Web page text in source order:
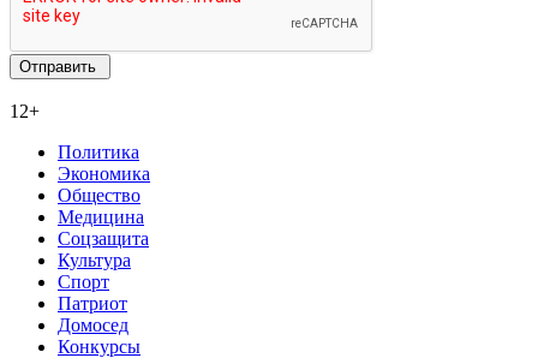
12+
Политика
Экономика
Общество
Медицина
Соцзащита
Культура
Спорт
Патриот
Домосед
Конкурсы